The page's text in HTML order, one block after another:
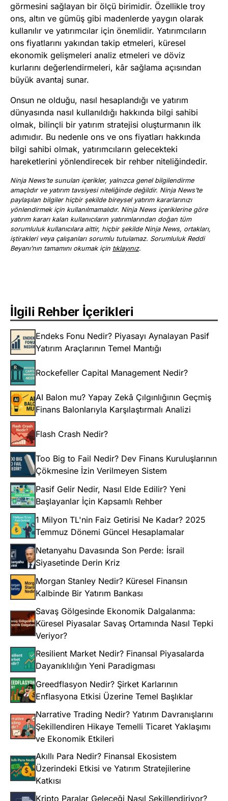
görmesini sağlayan bir ölçü birimidir. Özellikle troy
ons, altın ve gümüş gibi madenlerde yaygın olarak
kullanılır ve yatırımcılar için önemlidir. Yatırımcıların
ons fiyatlarını yakından takip etmeleri, küresel
ekonomik gelişmeleri analiz etmeleri ve döviz
kurlarını değerlendirmeleri, kâr sağlama açısından
büyük avantaj sunar.
Onsun ne olduğu, nasıl hesaplandığı ve yatırım
dünyasında nasıl kullanıldığı hakkında bilgi sahibi
olmak, bilinçli bir yatırım stratejisi oluşturmanın ilk
adımıdır. Bu nedenle ons ve ons fiyatları hakkında
bilgi sahibi olmak, yatırımcıların gelecekteki
hareketlerini yönlendirecek bir rehber niteliğindedir.
Ninja News’te sunulan içerikler, yalnızca genel bilgilendirme
amaçlıdır ve yatırım tavsiyesi niteliğinde değildir. Ninja News’te
paylaşılan bilgiler hiçbir şekilde bireysel yatırım kararlarınızı
yönlendirmek için kullanılmamalıdır. Ninja News içeriklerine göre
yatırım kararı kalan kullanıcıların yatırımlarından doğan tüm
sorumluluk kullanıcılara aittir, hiçbir şekilde Ninja News, ortakları,
iştirakleri veya çalışanları sorumlu tutulamaz. Sorumluluk Reddi
Beyanı’nın tamamını okumak için tıklayınız.
İlgili Rehber İçerikleri
Endeks Fonu Nedir? Piyasayı Aynalayan Pasif
Yatırım Araçlarının Temel Mantığı
Rockefeller Capital Management Nedir?
AI Balon mu? Yapay Zekâ Çılgınlığının Geçmiş
Finans Balonlarıyla Karşılaştırmalı Analizi
Flash Crash Nedir?
Too Big to Fail Nedir? Dev Finans Kuruluşlarının
Çökmesine İzin Verilmeyen Sistem
Pasif Gelir Nedir, Nasıl Elde Edilir? Yeni
Başlayanlar İçin Kapsamlı Rehber
1 Milyon TL'nin Faiz Getirisi Ne Kadar? 2025
Temmuz Dönemi Güncel Hesaplamalar
Netanyahu Davasında Son Perde: İsrail
Siyasetinde Derin Kriz
Morgan Stanley Nedir? Küresel Finansın
Kalbinde Bir Yatırım Bankası
Savaş Gölgesinde Ekonomik Dalgalanma:
Küresel Piyasalar Savaş Ortamında Nasıl Tepki
Veriyor?
Resilient Market Nedir? Finansal Piyasalarda
Dayanıklılığın Yeni Paradigması
Greedflasyon Nedir? Şirket Karlarının
Enflasyona Etkisi Üzerine Temel Başlıklar
Narrative Trading Nedir? Yatırım Davranışlarını
Şekillendiren Hikaye Temelli Ticaret Yaklaşımı
ve Ekonomik Etkileri
Akıllı Para Nedir? Finansal Ekosistem
Üzerindeki Etkisi ve Yatırım Stratejilerine
Katkısı
Kripto Paralar Geleceği Nasıl Şekillendiriyor?